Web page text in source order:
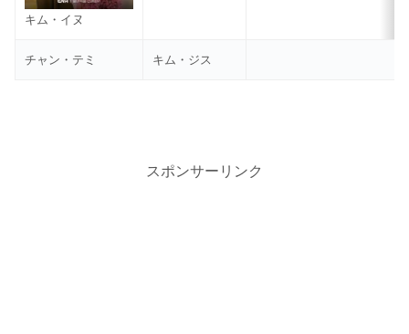
キム・イヌ
チャン・テミ キム・ジス
スポンサーリンク